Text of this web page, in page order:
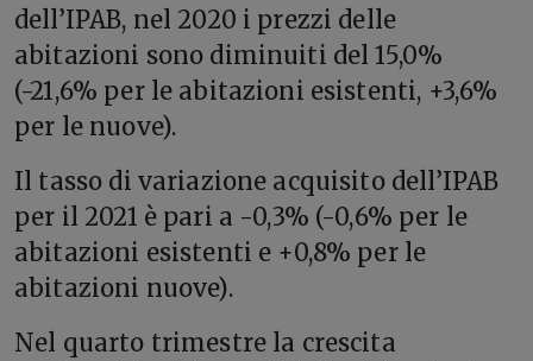
dell’IPAB, nel 2020 i prezzi delle
abitazioni sono diminuiti del 15,0%
(-21,6% per le abitazioni esistenti, +3,6%
per le nuove).
Il tasso di variazione acquisito dell’IPAB
per il 2021 è pari a -0,3% (-0,6% per le
abitazioni esistenti e +0,8% per le
abitazioni nuove).
Nel quarto trimestre la crescita